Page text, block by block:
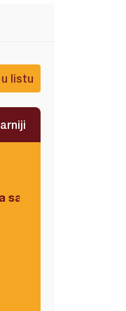
listu
salata